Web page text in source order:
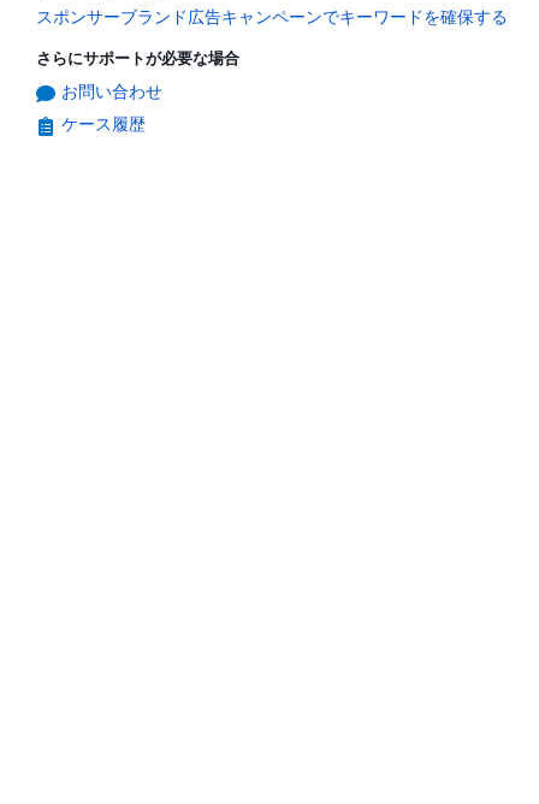
スポンサーブランド広告キャンペーンでキーワードを確保する
さらにサポートが必要な場合
お問い合わせ
ケース履歴